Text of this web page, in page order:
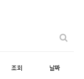
조회 날짜